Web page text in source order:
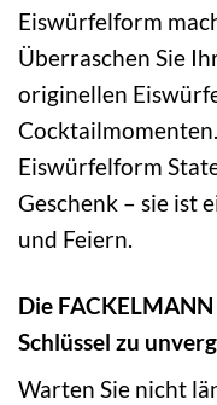
Eiswürfelform
Überraschen Sie
originellen
Eiswürfelform
Geschenk – sie ist
und Feiern.
Die
Schlüssel zu
Warten Sie nicht